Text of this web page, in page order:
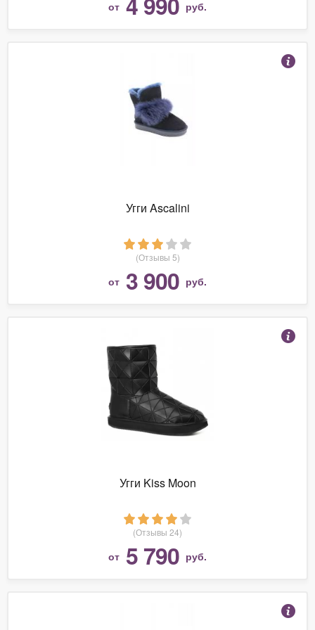
от руб.
Угги Ascalini
(Отзывы 5)
от 3 900 руб.
Угги Kiss Moon
(Отзывы 24)
от 5 790 руб.